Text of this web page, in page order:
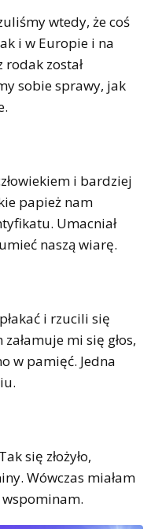
wtedy, że coś
i w Europie i na
rodak został
sobie sprawy, jak
i bardziej
papież nam
Umacniał
naszą wiarę.
i rzucili się
mi się głos,
w pamięć. Jedna
się złożyło,
Wówczas miałam
wspominam.